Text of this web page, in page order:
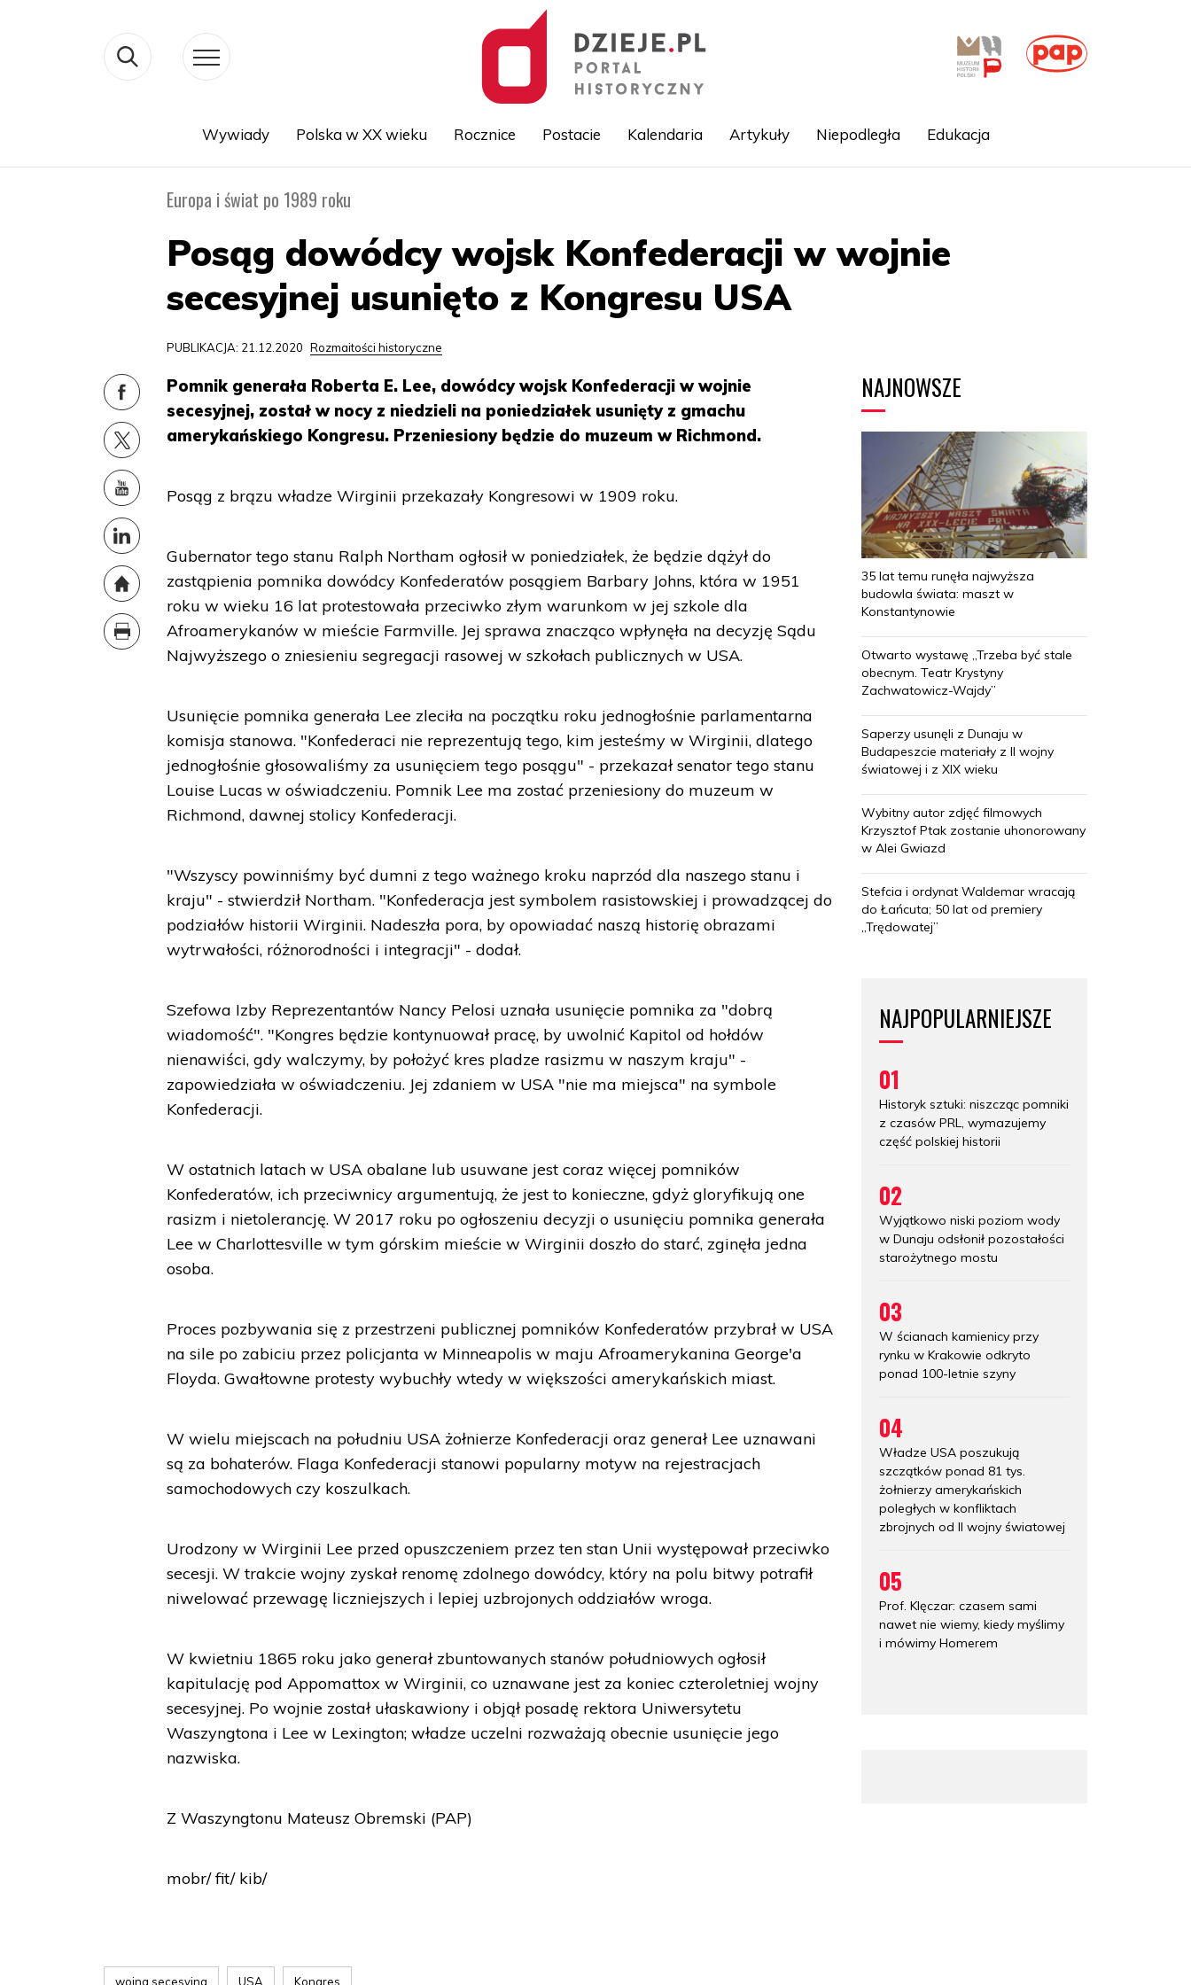
Wywiady Polska w XX wieku Rocznice Postacie Kalendaria Artykuły Niepodległa Edukacja
Europa i świat po 1989 roku
Posąg dowódcy wojsk Konfederacji w wojnie
secesyjnej usunięto z Kongresu USA
PUBLIKACJA: 21.12.2020 Rozmaitości historyczne
Pomnik generała Roberta E. Lee, dowódcy wojsk Konfederacji w wojnie
secesyjnej, został w nocy z niedzieli na poniedziałek usunięty z gmachu
amerykańskiego Kongresu. Przeniesiony będzie do muzeum w Richmond.
Posąg z brązu władze Wirginii przekazały Kongresowi w 1909 roku.
Gubernator tego stanu Ralph Northam ogłosił w poniedziałek, że będzie dążył do
zastąpienia pomnika dowódcy Konfederatów posągiem Barbary Johns, która w 1951
roku w wieku 16 lat protestowała przeciwko złym warunkom w jej szkole dla
Afroamerykanów w mieście Farmville. Jej sprawa znacząco wpłynęła na decyzję Sądu
Najwyższego o zniesieniu segregacji rasowej w szkołach publicznych w USA.
Usunięcie pomnika generała Lee zleciła na początku roku jednogłośnie parlamentarna
komisja stanowa. "Konfederaci nie reprezentują tego, kim jesteśmy w Wirginii, dlatego
jednogłośnie głosowaliśmy za usunięciem tego posągu" - przekazał senator tego stanu
Louise Lucas w oświadczeniu. Pomnik Lee ma zostać przeniesiony do muzeum w
Richmond, dawnej stolicy Konfederacji.
"Wszyscy powinniśmy być dumni z tego ważnego kroku naprzód dla naszego stanu i
kraju" - stwierdził Northam. "Konfederacja jest symbolem rasistowskiej i prowadzącej do
podziałów historii Wirginii. Nadeszła pora, by opowiadać naszą historię obrazami
wytrwałości, różnorodności i integracji" - dodał.
Szefowa Izby Reprezentantów Nancy Pelosi uznała usunięcie pomnika za "dobrą
wiadomość". "Kongres będzie kontynuował pracę, by uwolnić Kapitol od hołdów
nienawiści, gdy walczymy, by położyć kres pladze rasizmu w naszym kraju" -
zapowiedziała w oświadczeniu. Jej zdaniem w USA "nie ma miejsca" na symbole
Konfederacji.
W ostatnich latach w USA obalane lub usuwane jest coraz więcej pomników
Konfederatów, ich przeciwnicy argumentują, że jest to konieczne, gdyż gloryfikują one
rasizm i nietolerancję. W 2017 roku po ogłoszeniu decyzji o usunięciu pomnika generała
Lee w Charlottesville w tym górskim mieście w Wirginii doszło do starć, zginęła jedna
osoba.
Proces pozbywania się z przestrzeni publicznej pomników Konfederatów przybrał w USA
na sile po zabiciu przez policjanta w Minneapolis w maju Afroamerykanina George'a
Floyda. Gwałtowne protesty wybuchły wtedy w większości amerykańskich miast.
W wielu miejscach na południu USA żołnierze Konfederacji oraz generał Lee uznawani
są za bohaterów. Flaga Konfederacji stanowi popularny motyw na rejestracjach
samochodowych czy koszulkach.
Urodzony w Wirginii Lee przed opuszczeniem przez ten stan Unii występował przeciwko
secesji. W trakcie wojny zyskał renomę zdolnego dowódcy, który na polu bitwy potrafił
niwelować przewagę liczniejszych i lepiej uzbrojonych oddziałów wroga.
W kwietniu 1865 roku jako generał zbuntowanych stanów południowych ogłosił
kapitulację pod Appomattox w Wirginii, co uznawane jest za koniec czteroletniej wojny
secesyjnej. Po wojnie został ułaskawiony i objął posadę rektora Uniwersytetu
Waszyngtona i Lee w Lexington; władze uczelni rozważają obecnie usunięcie jego
nazwiska.
Z Waszyngtonu Mateusz Obremski (PAP)
mobr/ fit/ kib/
wojna secesyjna USA Kongres
NAJNOWSZE
35 lat temu runęła najwyższa
budowla świata: maszt w
Konstantynowie
Otwarto wystawę „Trzeba być stale
obecnym. Teatr Krystyny
Zachwatowicz-Wajdy”
Saperzy usunęli z Dunaju w
Budapeszcie materiały z II wojny
światowej i z XIX wieku
Wybitny autor zdjęć filmowych
Krzysztof Ptak zostanie uhonorowany
w Alei Gwiazd
Stefcia i ordynat Waldemar wracają
do Łańcuta; 50 lat od premiery
„Trędowatej”
NAJPOPULARNIEJSZE
01
Historyk sztuki: niszcząc pomniki
z czasów PRL, wymazujemy
część polskiej historii
02
Wyjątkowo niski poziom wody
w Dunaju odsłonił pozostałości
starożytnego mostu
03
W ścianach kamienicy przy
rynku w Krakowie odkryto
ponad 100-letnie szyny
04
Władze USA poszukują
szczątków ponad 81 tys.
żołnierzy amerykańskich
poległych w konfliktach
zbrojnych od II wojny światowej
05
Prof. Klęczar: czasem sami
nawet nie wiemy, kiedy myślimy
i mówimy Homerem